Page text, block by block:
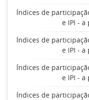
Índices de
e IPI -
Índices de
e IPI -
Índices de
e IPI -
Índices de